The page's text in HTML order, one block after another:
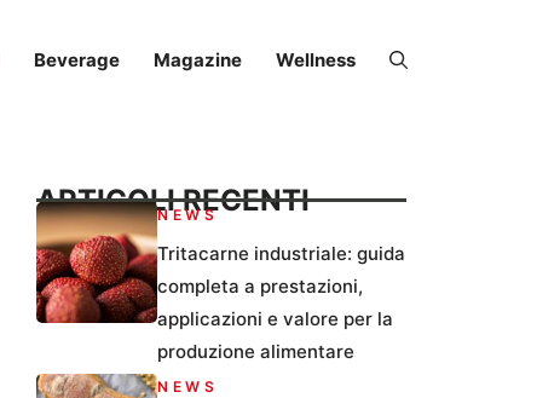
Beverage Magazine Wellness
ARTICOLI RECENTI
NEWS
Tritacarne industriale: guida
completa a prestazioni,
applicazioni e valore per la
produzione alimentare
NEWS